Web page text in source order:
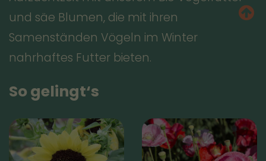
und säe Blumen, die mit ihren
Samenständen Vögeln im Winter
nahrhaftes Futter bieten.
So gelingt‘s